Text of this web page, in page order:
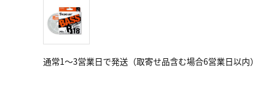
通常1～3営業日で発送（取寄せ品含む場合6営業日以内）